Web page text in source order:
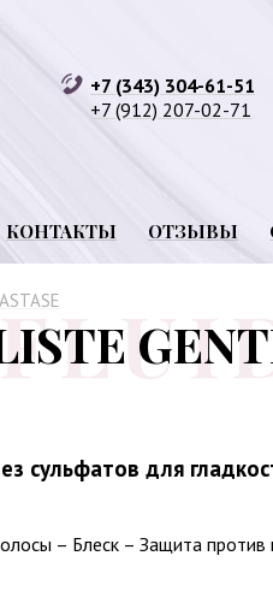
+7 (343) 304-61-51
+7 (912) 207-02-71
КОНТАКТЫ ОТЗЫВЫ
сульфатов для
– Блеск – Защита